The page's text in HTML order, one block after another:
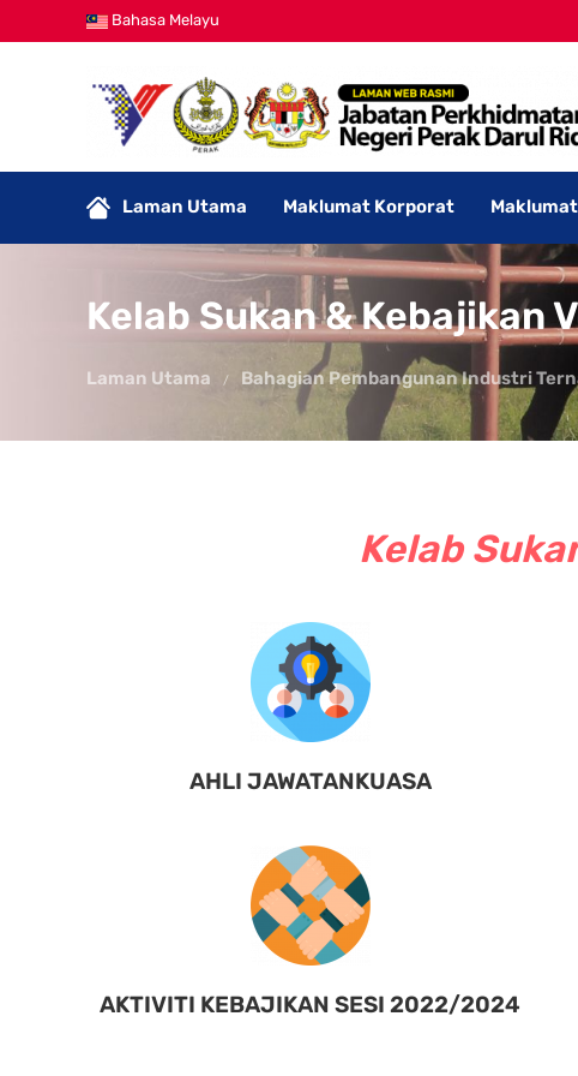
Bahasa Melayu
Laman Utama Maklumat Korporat
Kelab Sukan & Kebajikan
Laman Utama Bahagian Pembangunan Industri
Kelab
AHLI JAWATANKUASA
AKTIVITI KEBAJIKAN SESI 2022/2024